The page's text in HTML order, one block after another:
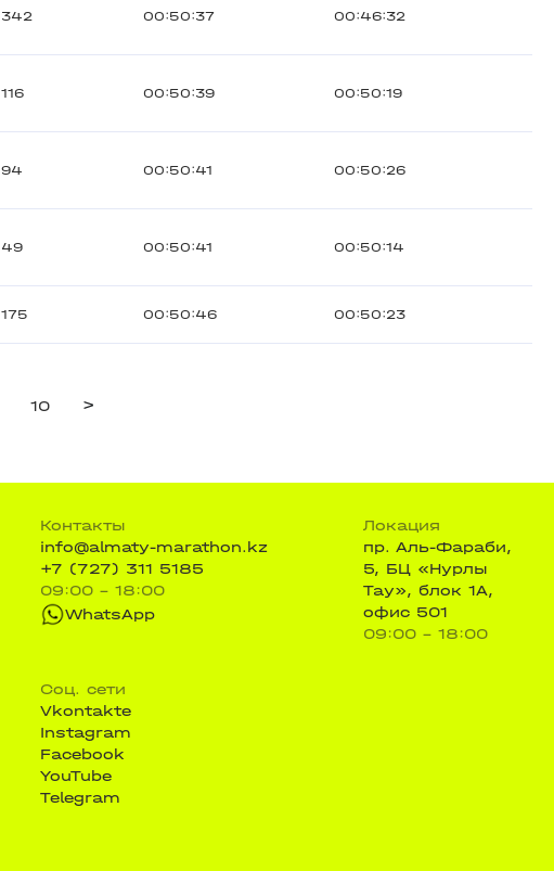
342 00:50:37 00:46:32
116 00:50:39 00:50:19
94 00:50:41 00:50:26
49 00:50:41 00:50:14
175 00:50:46 00:50:23
10 >
Контакты
info@almaty-marathon.kz
+7 (727) 311 5185
09:00 - 18:00
WhatsApp
Локация
пр. Аль-Фараби,
5, БЦ «Нурлы
Тау», блок 1А,
офис 501
09:00 - 18:00
Соц. сети
Vkontakte
Instagram
Facebook
YouTube
Telegram